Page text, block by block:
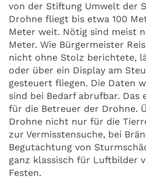
von der Stiftung Umwelt der
Drohne fliegt bis etwa 100
Meter weit. Nötig sind meist
Meter. Wie Bürgermeister
nicht ohne Stolz berichtete,
oder über ein Display am
gesteuert fliegen. Die Daten
sind bei Bedarf abrufbar.
für die Betreuer der Drohne.
Drohne nicht nur für die
zur Vermisstensuche, bei
Begutachtung von
ganz klassisch für Luftbilder
Festen.